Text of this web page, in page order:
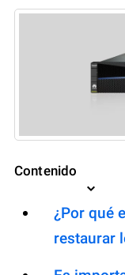
Contenido
¿Por qué
restaurar